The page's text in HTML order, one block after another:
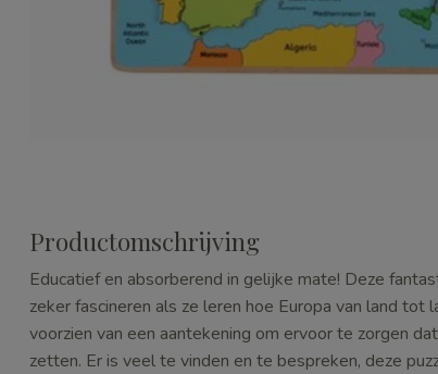
Productomschrijving
Educatief en absorberend in gelijke mate! Deze
zeker fascineren als ze leren hoe Europa van land
voorzien van een aantekening om ervoor te zorgen
zetten. Er is veel te vinden en te bespreken, deze